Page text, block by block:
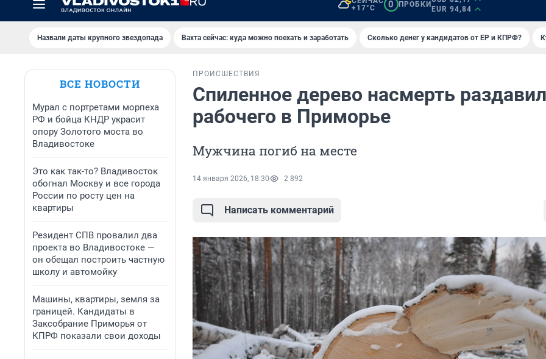
+17°C
0 ПРОБКИ
EUR 94,84
Назвали даты крупного звездопада Вахта сейчас: куда можно поехать и заработать Сколько денег у кандидатов от ЕР и КПРФ?
ВСЕ НОВОСТИ
Мурал с портретами морпеха
РФ и бойца КНДР украсит
опору Золотого моста во
Владивостоке
Это как так-то? Владивосток
обогнал Москву и все города
России по росту цен на
квартиры
Резидент СПВ провалил два
проекта во Владивостоке —
он обещал построить частную
школу и автомойку
Машины, квартиры, земля за
границей. Кандидаты в
Заксобрание Приморья от
КПРФ показали свои доходы
ПРОИСШЕСТВИЯ
Спиленное дерево насмерть
рабочего в Приморье
Мужчина погиб на месте
14 января 2026, 18:30 2 892
Написать комментарий